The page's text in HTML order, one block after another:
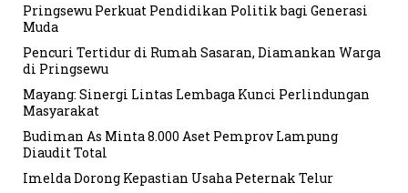
Pringsewu Perkuat Pendidikan Politik bagi Generasi
Muda
Pencuri Tertidur di Rumah Sasaran, Diamankan Warga
di Pringsewu
Mayang: Sinergi Lintas Lembaga Kunci Perlindungan
Masyarakat
Budiman As Minta 8.000 Aset Pemprov Lampung
Diaudit Total
Imelda Dorong Kepastian Usaha Peternak Telur